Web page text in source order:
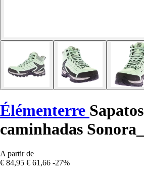
Élémenterre
caminhadas
A partir de
€ 84,95 € 61,66 -27%